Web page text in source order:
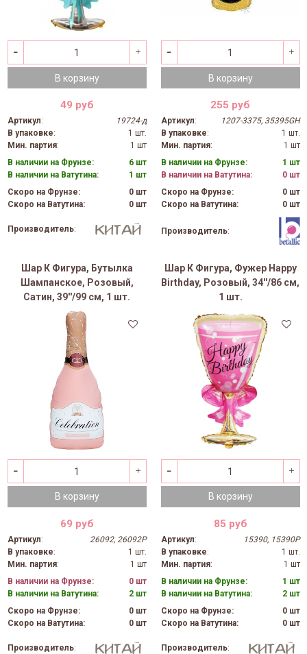
В корзину
49 руб
Артикул:
19724-д
В упаковке:
1 шт.
Мин. партия:
1 шт
В наличии на Фрунзе:
6 шт
В наличии на Ватутина:
1 шт
Скоро на Фрунзе:
0 шт
Скоро на Ватутина:
0 шт
Производитель:
В корзину
255 руб
Артикул:
1207-3375, 35395GH
В упаковке:
1 шт.
Мин. партия:
1 шт
В наличии на Фрунзе:
1 шт
В наличии на Ватутина:
0 шт
Скоро на Фрунзе:
0 шт
Скоро на Ватутина:
0 шт
Производитель:
Шар К Фигура, Бутылка
Шампанское, Розовый,
Сатин, 39''/99 см, 1 шт.
В корзину
69 руб
Артикул:
26092, 26092P
В упаковке:
1 шт.
Мин. партия:
1 шт
В наличии на Фрунзе:
0 шт
В наличии на Ватутина:
2 шт
Скоро на Фрунзе:
0 шт
Скоро на Ватутина:
0 шт
Производитель:
Шар К Фигура, Фужер Happy
Birthday, Розовый, 34''/86 см,
1 шт.
В корзину
85 руб
Артикул:
15390, 15390P
В упаковке:
1 шт.
Мин. партия:
1 шт
В наличии на Фрунзе:
1 шт
В наличии на Ватутина:
2 шт
Скоро на Фрунзе:
0 шт
Скоро на Ватутина:
0 шт
Производитель: